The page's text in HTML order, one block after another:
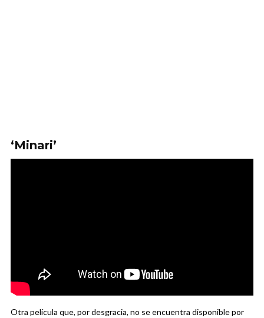
‘Minari’
Otra película que, por desgracia, no se encuentra disponible por